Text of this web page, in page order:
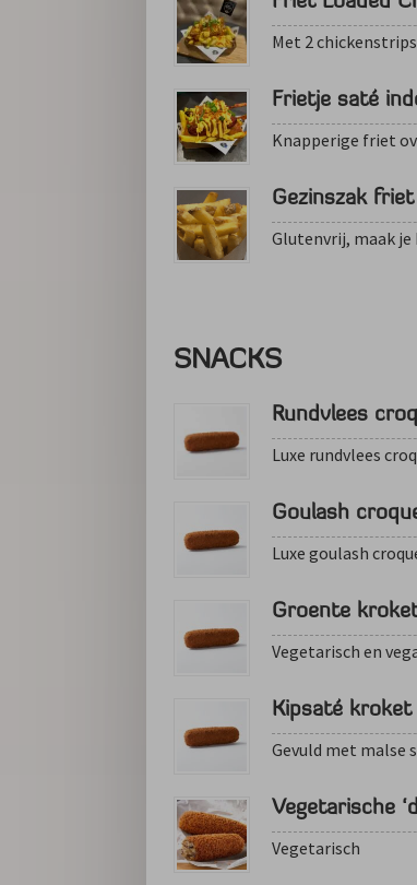
Met 2
Frietje saté
Knapperige friet
Gezinszak
Glutenvrij, maak je
SNACKS
Rundvlees
Luxe rundvlees
Goulash
Luxe goulash
Groente
Vegetarisch en
Kipsaté kroket
Gevuld met malse
Vegetarische
Vegetarisch